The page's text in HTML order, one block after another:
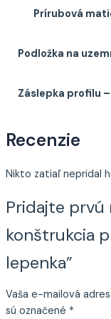
Prírubová
Podložka na
Záslepka profilu
Recenzie
Nikto zatiaľ nepridal
Pridajte prvú
konštrukcia
lepenka”
Vaša e-mailová
sú označené *